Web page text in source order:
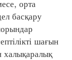
орта
басқару
шағын
халықаралық